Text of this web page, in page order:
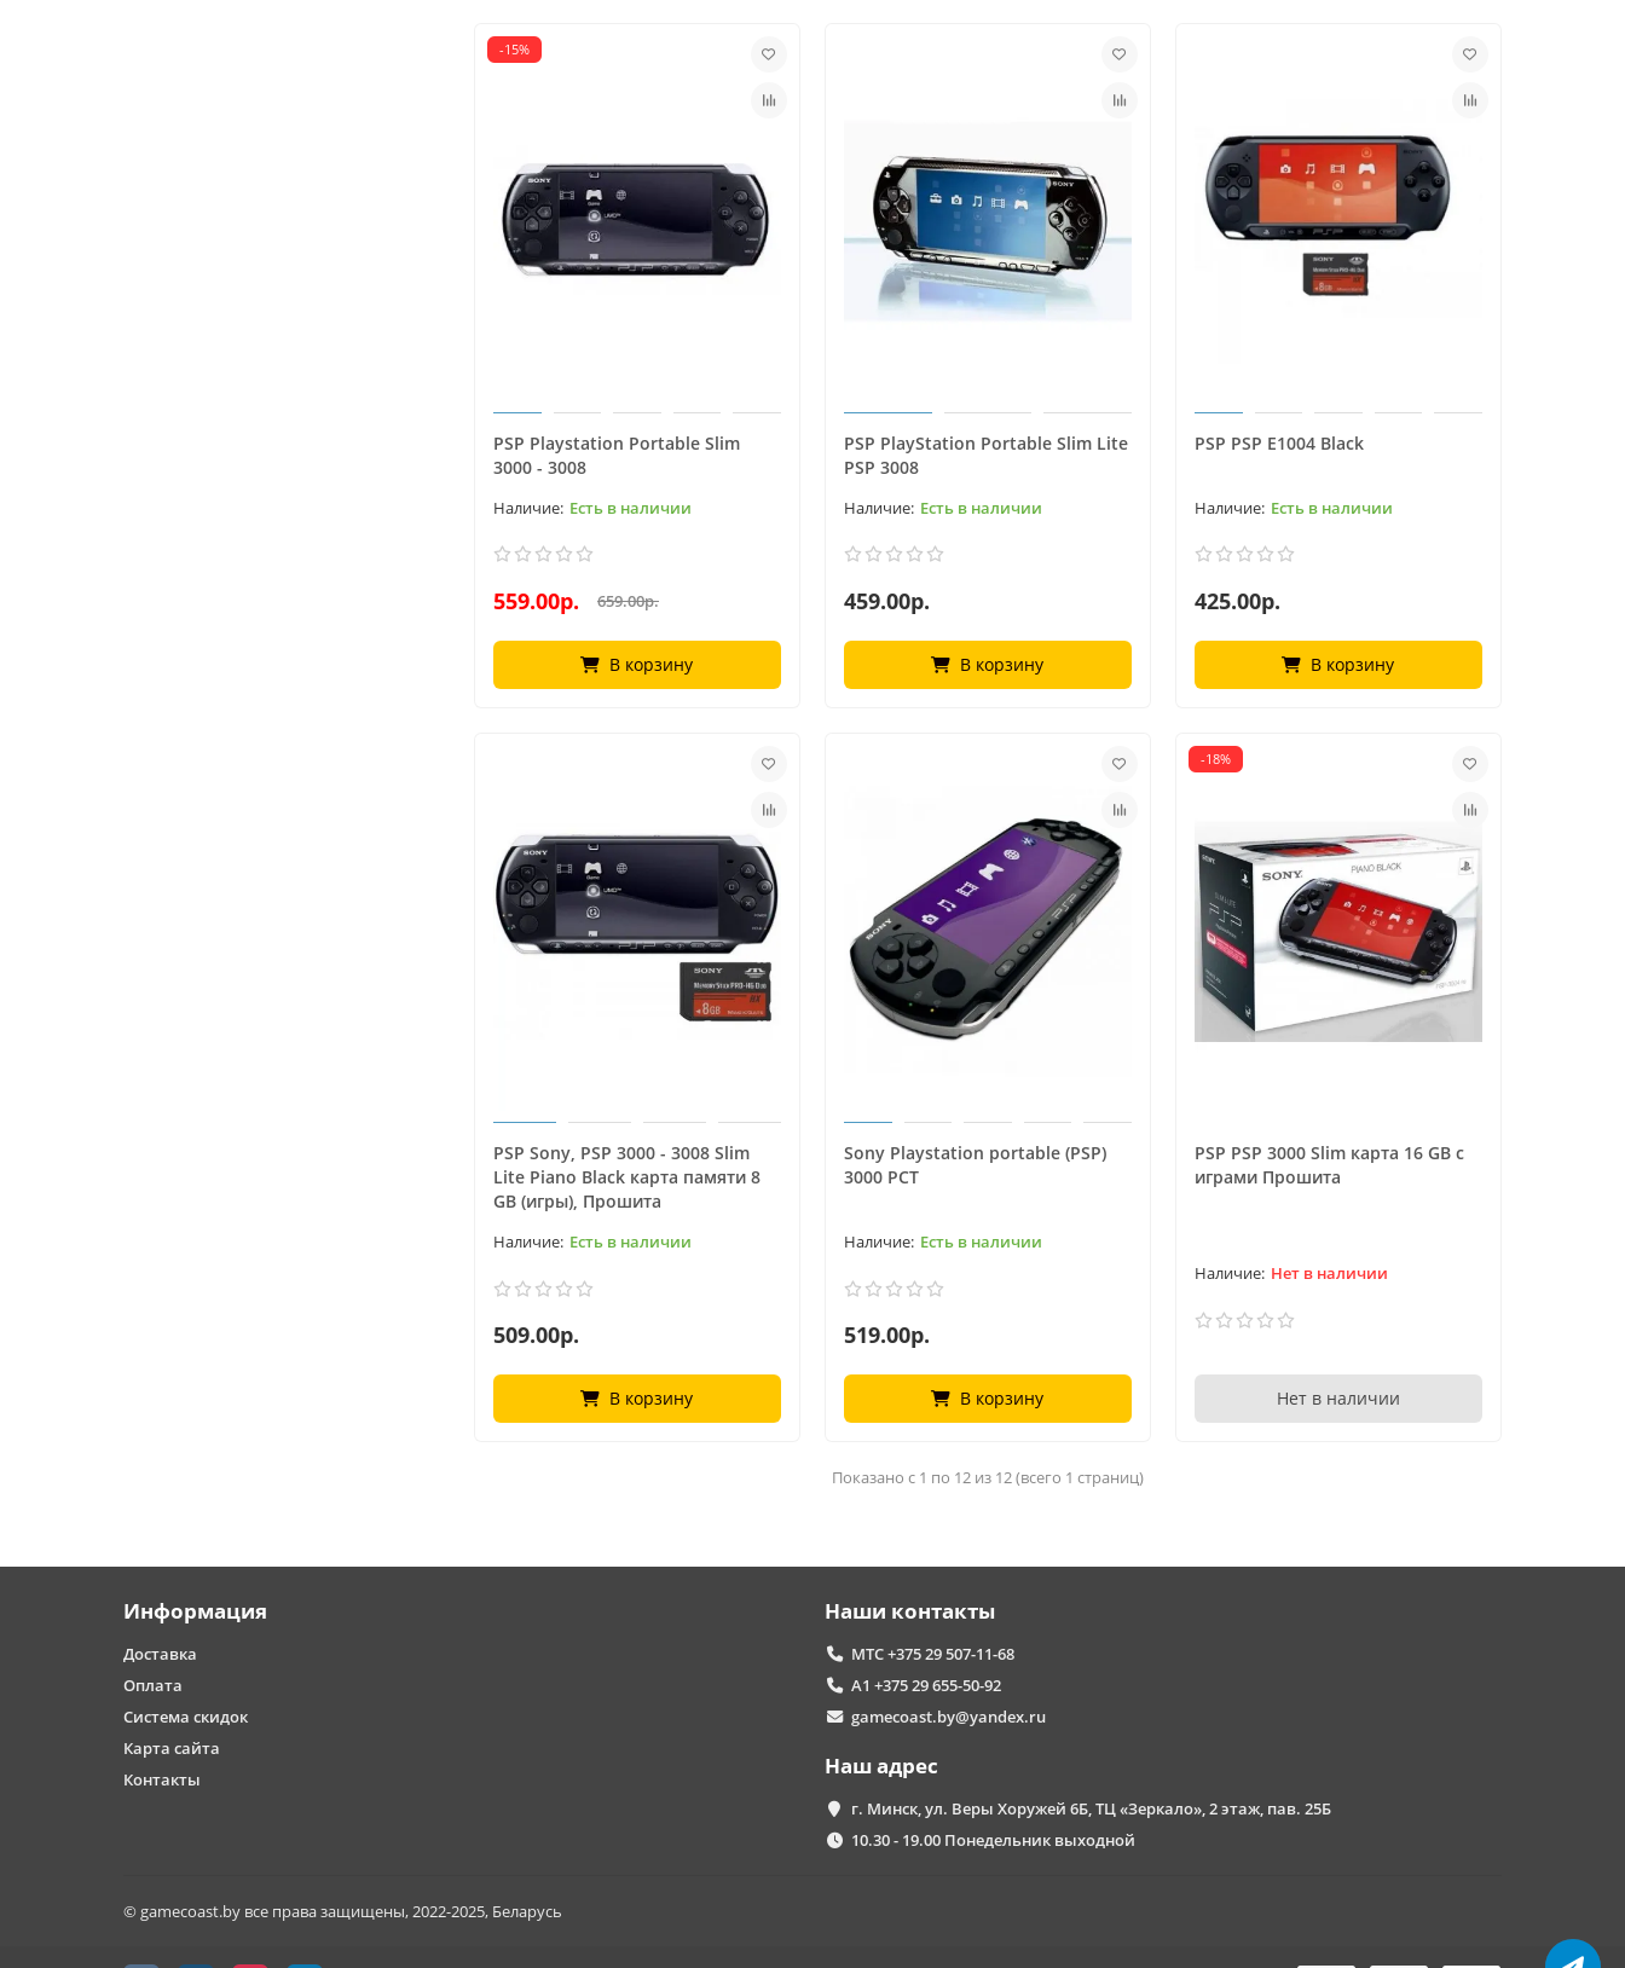
-15%
PSP Playstation Portable Slim
3000 - 3008
Есть в наличии
559.00р. 659.00р.
В корзину
PSP PlayStation Portable Slim Lite
PSP 3008
Есть в наличии
459.00р.
В корзину
PSP PSP E1004 Black
Есть в наличии
425.00р.
В корзину
PSP Sony, PSP 3000 - 3008 Slim
Lite Piano Black карта памяти 8
GB (игры), Прошита
Есть в наличии
509.00р.
В корзину
Sony Playstation portable (PSP)
3000 РСТ
Есть в наличии
519.00р.
В корзину
-18%
PSP PSP 3000 Slim карта 16 GB с
играми Прошита
Нет в наличии
Нет в наличии
Показано с 1 по 12 из 12 (всего 1 страниц)
Информация
Доставка
Оплата
Система скидок
Карта сайта
Контакты
Наши контакты
МТС +375 29 507-11-68
А1 +375 29 655-50-92
gamecoast.by@yandex.ru
Наш адрес
г. Минск, ул. Веры Хоружей 6Б, ТЦ «Зеркало», 2 этаж, пав. 25Б
10.30 - 19.00 Понедельник выходной
© gamecoast.by все права защищены, 2022-2025, Беларусь